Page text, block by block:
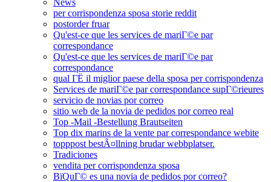
News
per corrispondenza sposa storie reddit
postorder fruar
Qu'est-ce que les services de mariГ©e par
correspondance
Qu'est-ce que les services de mariГ©e par
correspondance
qual ГЁ il miglior paese della sposa per corrispondenza
Services de mariГ©e par correspondance supГ©rieures
servicio de novias por correo
sitio web de la novia de pedidos por correo real
Top -Mail -Bestellung Brautseiten
Top dix marins de la vente par correspondance webite
topppost bestÃ¤llning brudar webbplatser.
Tradiciones
vendita per corrispondenza sposa
ВїQuГ© es una novia de pedidos por correo?